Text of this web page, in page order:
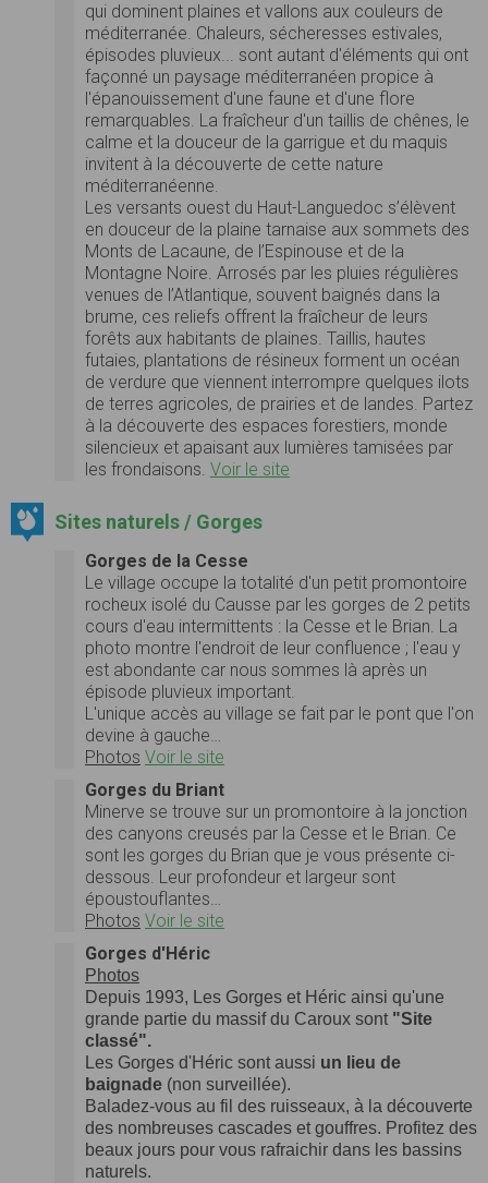
qui dominent plaines et vallons aux couleurs de
méditerranée. Chaleurs, sécheresses estivales,
épisodes pluvieux... sont autant d'éléments qui ont
façonné un paysage méditerranéen propice à
l'épanouissement d'une faune et d'une flore
remarquables. La fraîcheur d'un taillis de chênes, le
calme et la douceur de la garrigue et du maquis
invitent à la découverte de cette nature
méditerranéenne.
Les versants ouest du Haut-Languedoc s’élèvent
en douceur de la plaine tarnaise aux sommets des
Monts de Lacaune, de l’Espinouse et de la
Montagne Noire. Arrosés par les pluies régulières
venues de l’Atlantique, souvent baignés dans la
brume, ces reliefs offrent la fraîcheur de leurs
forêts aux habitants de plaines. Taillis, hautes
futaies, plantations de résineux forment un océan
de verdure que viennent interrompre quelques ilots
de terres agricoles, de prairies et de landes. Partez
à la découverte des espaces forestiers, monde
silencieux et apaisant aux lumières tamisées par
les frondaisons. Voir le site
Sites naturels / Gorges
Gorges de la Cesse
Le village occupe la totalité d'un petit promontoire
rocheux isolé du Causse par les gorges de 2 petits
cours d'eau intermittents : la Cesse et le Brian. La
photo montre l'endroit de leur confluence ; l'eau y
est abondante car nous sommes là après un
épisode pluvieux important.
L'unique accès au village se fait par le pont que l'on
devine à gauche…
Photos Voir le site
Gorges du Briant
Minerve se trouve sur un promontoire à la jonction
des canyons creusés par la Cesse et le Brian. Ce
sont les gorges du Brian que je vous présente ci-
dessous. Leur profondeur et largeur sont
époustouflantes…
Photos Voir le site
Gorges d'Héric
Photos
Depuis 1993, Les Gorges et Héric ainsi qu'une
grande partie du massif du Caroux sont "Site
classé".
Les Gorges d'Héric sont aussi un lieu de
baignade (non surveillée).
Baladez-vous au fil des ruisseaux, à la découverte
des nombreuses cascades et gouffres. Profitez des
beaux jours pour vous rafraichir dans les bassins
naturels.